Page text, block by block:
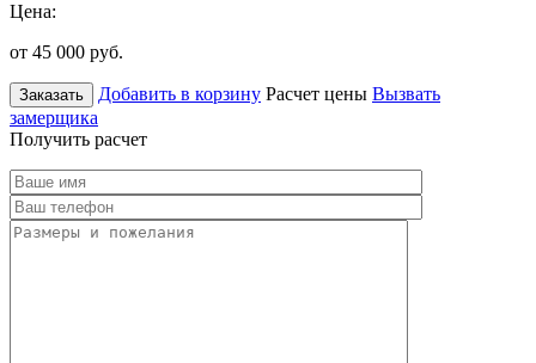
Цена:
от 45 000 руб.
Заказать Добавить в корзину Расчет цены Вызвать
замерщика
Получить расчет